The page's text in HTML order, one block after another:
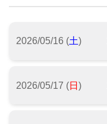
2026/05/16 (土)
2026/05/17 (日 )